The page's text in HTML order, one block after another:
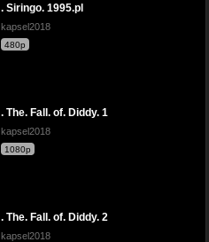
. Siringo. 1995.pl
kapsel2018
480p
. The. Fall. of. Diddy. 1
kapsel2018
1080p
. The. Fall. of. Diddy. 2
kapsel2018